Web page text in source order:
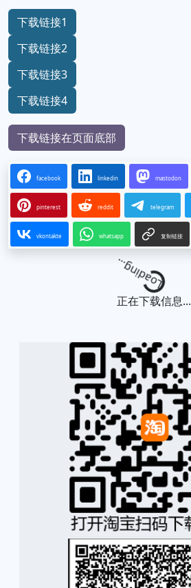
下载链接1
下载链接2
下载链接3
下载链接4
下载链接在页面底部
facebook linkedin mastodon
pinterest reddit telegram
vkontakte whatsapp 复制链接
Loading...
正在下载信息...